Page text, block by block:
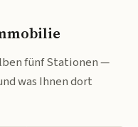
fünf Stationen —
was Ihnen dort